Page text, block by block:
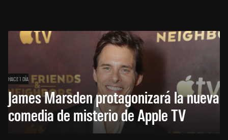
HACE 1 DÍA
James Marsden protagonizará la nueva
comedia de misterio de Apple TV